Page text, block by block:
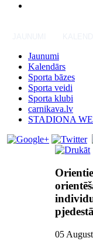
Jaunumi
Kalendārs
Sporta bāzes
Sporta veidi
Sporta klubi
carnikava.lv
STADIONA
05